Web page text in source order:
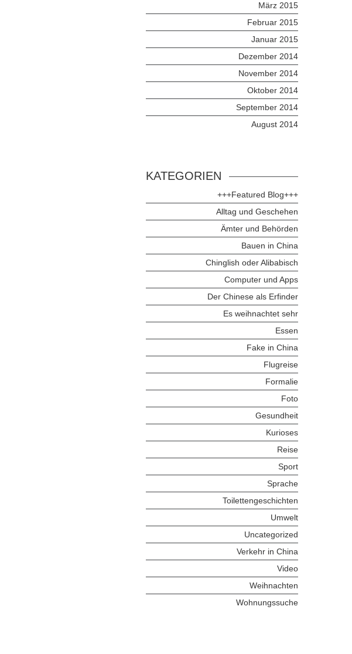
März 2015
Februar 2015
Januar 2015
Dezember 2014
November 2014
Oktober 2014
September 2014
August 2014
KATEGORIEN
+++Featured Blog+++
Alltag und Geschehen
Ämter und Behörden
Bauen in China
Chinglish oder Alibabisch
Computer und Apps
Der Chinese als Erfinder
Es weihnachtet sehr
Essen
Fake in China
Flugreise
Formalie
Foto
Gesundheit
Kurioses
Reise
Sport
Sprache
Toilettengeschichten
Umwelt
Uncategorized
Verkehr in China
Video
Weihnachten
Wohnungssuche